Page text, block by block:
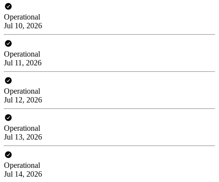
Operational
Jul 10, 2026
Operational
Jul 11, 2026
Operational
Jul 12, 2026
Operational
Jul 13, 2026
Operational
Jul 14, 2026